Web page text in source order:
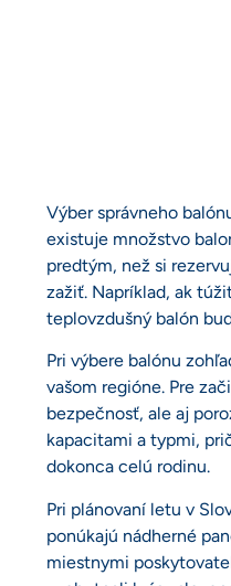
Výber správneho
existuje množstvo
predtým, než si
zažiť. Napríklad, ak
teplovzdušný balón
Pri výbere balónu
vašom regióne. Pre
bezpečnosť, ale aj
kapacitami a typmi,
dokonca celú rodinu.
Pri plánovaní letu v
ponúkajú nádherné
miestnymi